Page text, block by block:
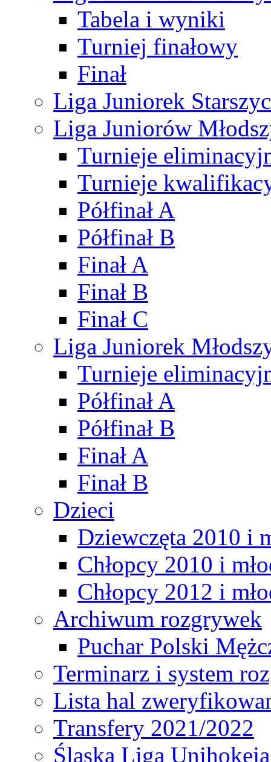
Tabela i wyniki
Turniej finałowy
Finał
Liga Juniorek
Liga Juniorów
Turnieje
Turnieje
Półfinał A
Półfinał B
Finał A
Finał B
Finał C
Liga Juniorek
Turnieje
Półfinał A
Półfinał B
Finał A
Finał B
Dzieci
Dziewczęta 2010 i
Chłopcy 2010 i
Chłopcy 2012 i
Archiwum rozgrywek
Puchar Polski
Terminarz i system
Lista hal
Transfery 2021/2022
Śląska Liga Unihokeja